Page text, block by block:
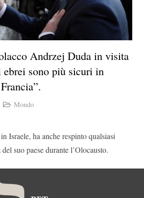
Andrzej Duda in visita
sono più sicuri in
Mondo
Israele, ha anche respinto qualsiasi
suo paese durante l’Olocausto.